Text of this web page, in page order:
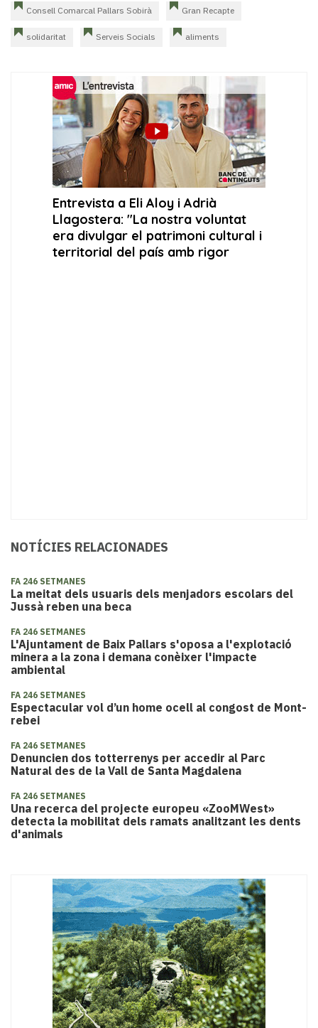
Consell Comarcal Pallars Sobirà Gran Recapte
solidaritat Serveis Socials aliments
NOTÍCIES RELACIONADES
FA 246 SETMANES
La meitat dels usuaris dels menjadors escolars del
Jussà reben una beca
FA 246 SETMANES
L'Ajuntament de Baix Pallars s'oposa a l'explotació
minera a la zona i demana conèixer l'impacte
ambiental
FA 246 SETMANES
Espectacular vol d’un home ocell al congost de Mont-
rebei
FA 246 SETMANES
Denuncien dos totterrenys per accedir al Parc
Natural des de la Vall de Santa Magdalena
FA 246 SETMANES
Una recerca del projecte europeu «ZooMWest»
detecta la mobilitat dels ramats analitzant les dents
d'animals